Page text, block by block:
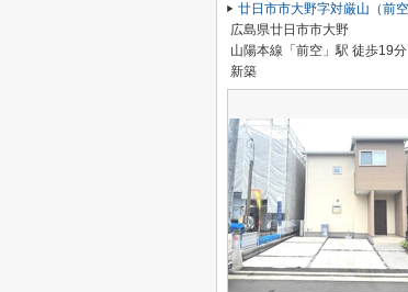
広島県廿日市市大野
山陽本線「前空」駅 徒歩19分
新築